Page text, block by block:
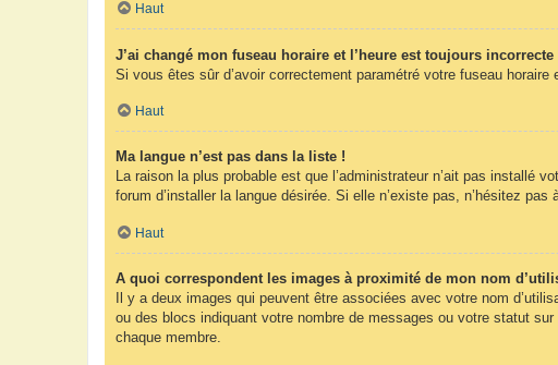
Haut
J’ai changé mon fuseau horaire et l’heure est toujours incorrecte
Si vous êtes sûr d’avoir correctement paramétré votre fuseau
Haut
Ma langue n’est pas dans la liste !
La raison la plus probable est que l’administrateur n’ait pas installé
forum d’installer la langue désirée. Si elle n’existe pas, n’hésitez
Haut
A quoi correspondent les images à proximité de mon nom
Il y a deux images qui peuvent être associées avec votre nom
ou des blocs indiquant votre nombre de messages ou votre statut
chaque membre.